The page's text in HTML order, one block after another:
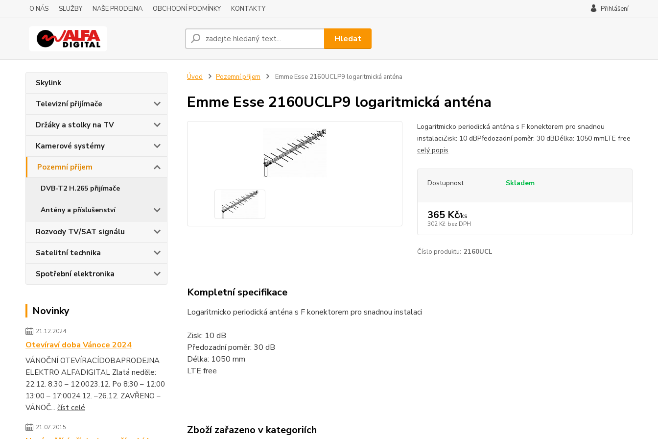
O NÁS SLUŽBY NAŠE PRODEJNA OBCHODNÍ PODMÍNKY KONTAKTY Přihlášení
Hledat
Skylink
Televizní přijímače
Držáky a stolky na TV
Kamerové systémy
Pozemní příjem
DVB-T2 H.265 přijímače
Antény a příslušenství
Rozvody TV/SAT signálu
Satelitní technika
Spotřební elektronika
Novinky
21.12.2024
Otevíraví doba Vánoce 2024
VÁNOČNÍ OTEVÍRACÍDOBAPRODEJNA
ELEKTRO ALFADIGITAL Zlatá neděle:
22.12. 8:30 – 12:0023.12. Po 8:30 – 12:00
13:00 – 17:0024.12. –26.12. ZAVŘENO –
VÁNOČ... číst celé
21.07.2015
Úvod Pozemní příjem Emme Esse 2160UCLP9 logaritmická anténa
Emme Esse 2160UCLP9 logaritmická anténa
Logaritmicko periodická anténa s F konektorem pro snadnou
instalaciZisk: 10 dBPředozadní poměr: 30 dBDélka: 1050 mmLTE free
celý popis
Dostupnost Skladem
365 Kč/ks
302 Kč bez DPH
Číslo produktu: 2160UCL
Kompletní specifikace
Logaritmicko periodická anténa s F konektorem pro snadnou instalaci
Zisk: 10 dB
Předozadní poměr: 30 dB
Délka: 1050 mm
LTE free
Zboží zařazeno v kategoriích